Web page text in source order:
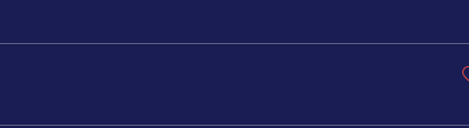
de son monument ludique. 🏛️ Un jeu dans...